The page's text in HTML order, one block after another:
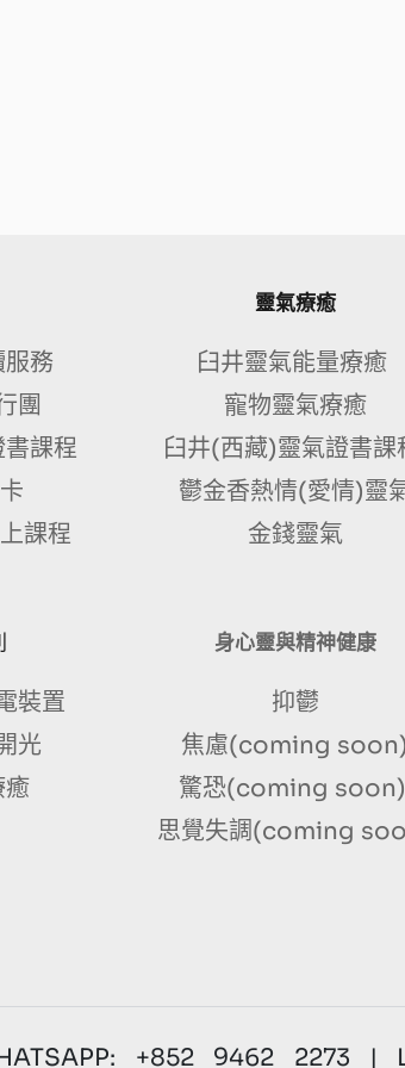
務
團
課程
課程
靈氣療癒
臼井靈氣能量療癒
寵物靈氣療癒
臼井(西藏)靈氣證書課
鬱金香熱情(愛情)靈
金錢靈氣
裝置
光
癒
身心靈與精神健康
抑鬱
焦慮(coming soon)
驚恐(coming soon)
思覺失調(coming
+852 9462 2273 |